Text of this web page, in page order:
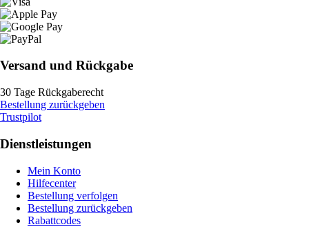
Versand und Rückgabe
30 Tage Rückgaberecht
Bestellung zurückgeben
Trustpilot
Dienstleistungen
Mein Konto
Hilfecenter
Bestellung verfolgen
Bestellung zurückgeben
Rabattcodes